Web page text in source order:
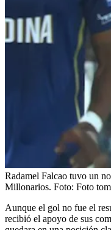
Radamel Falcao tuvo un
Millonarios. Foto: Foto
Aunque el gol no fue el
recibió el apoyo de sus